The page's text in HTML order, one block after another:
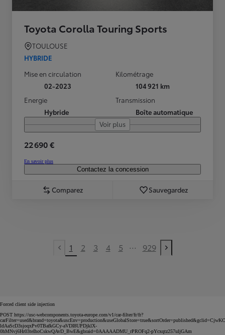
Toyota Corolla Touring Sports
TOULOUSE
HYBRIDE
Mise en circulation
02-2023
Kilométrage
104 921 km
Energie
Hybride
Transmission
Boîte automatique
Voir plus
22 690 €
En savoir plus
Contactez la concession
Comparez Sauvegardez
Previous page
1 2 3 4 5 ... 929
Next page
Forced client side injection
POST https://usc-webcomponents.toyota-europe.com/v1/car-filter/fr/fr?
ldAaScD3sjoqxPv0TBafkGCy-aVDI8UPDjklX-
0hMNvj6Hr03teIhoCskwQAvD_BwE&gbraid=0AAAAADMU_rPROFq2-pYcxqtz257uljGAm